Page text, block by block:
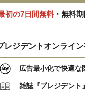
初の7日間無料・無料期
レジデントオンライ
広告最小化で快適な
雑誌『プレジデント